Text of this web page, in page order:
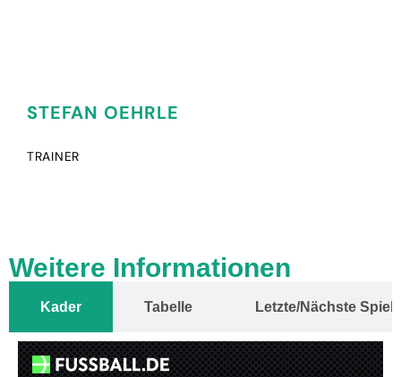
STEFAN OEHRLE
TRAINER
Weitere Informationen
Kader Tabelle Letzte/Nächste Spiele